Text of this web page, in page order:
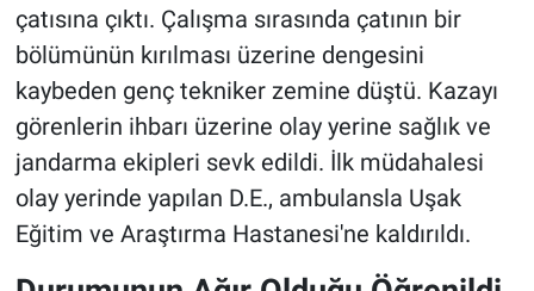
çatısına çıktı. Çalışma sırasında çatının bir
bölümünün kırılması üzerine dengesini
kaybeden genç tekniker zemine düştü. Kazayı
görenlerin ihbarı üzerine olay yerine sağlık ve
jandarma ekipleri sevk edildi. İlk müdahalesi
olay yerinde yapılan D.E., ambulansla Uşak
Eğitim ve Araştırma Hastanesi'ne kaldırıldı.